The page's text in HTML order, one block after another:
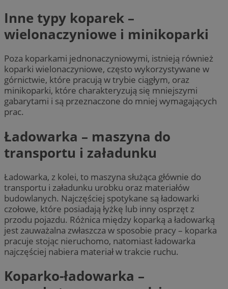
Inne typy koparek –
wielonaczyniowe i minikoparki
Poza koparkami jednonaczyniowymi, istnieją również
koparki wielonaczyniowe, często wykorzystywane w
górnictwie, które pracują w trybie ciągłym, oraz
minikoparki, które charakteryzują się mniejszymi
gabarytami i są przeznaczone do mniej wymagających
prac.
Ładowarka – maszyna do
transportu i załadunku
Ładowarka, z kolei, to maszyna służąca głównie do
transportu i załadunku urobku oraz materiałów
budowlanych. Najczęściej spotykane są ładowarki
czołowe, które posiadają łyżkę lub inny osprzęt z
przodu pojazdu. Różnica między koparką a ładowarką
jest zauważalna zwłaszcza w sposobie pracy – koparka
pracuje stojąc nieruchomo, natomiast ładowarka
najczęściej nabiera materiał w trakcie ruchu.
Koparko-ładowarka –